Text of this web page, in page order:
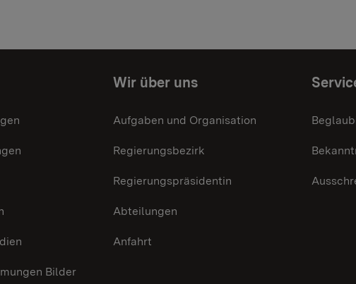
Bilder
Wir über uns
Aufgaben und Organisation
Regierungsbezirk
Regierungspräsidentin
Abteilungen
Anfahrt